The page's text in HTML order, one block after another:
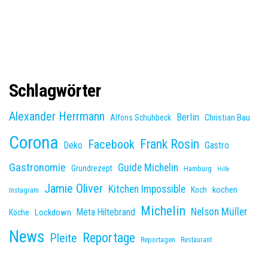
Schlagwörter
Alexander Herrmann Alfons Schuhbeck Berlin Christian Bau
Corona Deko Facebook Frank Rosin Gastro
Gastronomie Grundrezept Guide Michelin Hamburg Hilfe
Instagram Jamie Oliver Kitchen Impossible Koch kochen
Köche Lockdown Meta Hiltebrand Michelin Nelson Müller
News Pleite Reportage Reportagen Restaurant